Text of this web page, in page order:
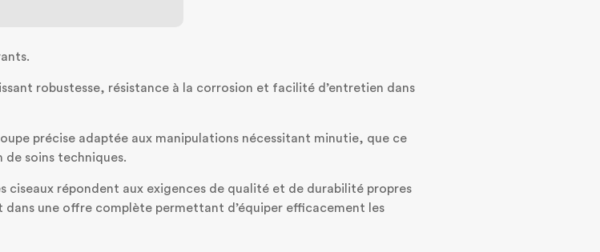
robustesse, résistance à la corrosion et facilité d’entretien dans
précise adaptée aux manipulations nécessitant minutie, que ce
soins techniques.
ciseaux répondent aux exigences de qualité et de durabilité propres
une offre complète permettant d’équiper efficacement les